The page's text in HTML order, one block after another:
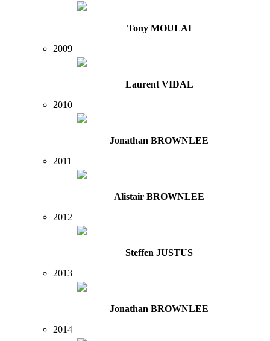
Tony MOULAI
2009
Laurent VIDAL
2010
Jonathan BROWNLEE
2011
Alistair BROWNLEE
2012
Steffen JUSTUS
2013
Jonathan BROWNLEE
2014